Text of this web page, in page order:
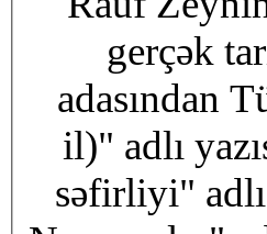
gerçək
adasından
il)" adlı
səfirliyi" adlı